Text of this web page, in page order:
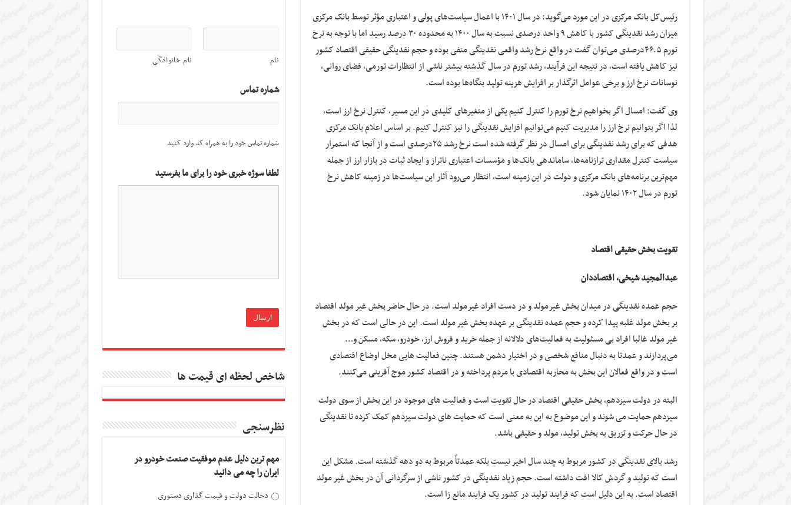
رئیس‌کل بانک مرکزی در این مورد می‌گوید: در سال ۱۴۰۱ با اعمال سیاست‌های پولی و اعتباری مؤثر توسط بانک مرکزی
میزان رشد نقدینگی کشور با کاهش ۹ واحد درصدی نسبت به سال ۱۴۰۰ به محدوده ۳۰ درصد رسید اما با توجه به نرخ
تورم ۴۶.۵درصدی می‌توان گفت در واقع نرخ رشد واقعی نقدینگی منفی بوده و حجم نقدینگی حقیقی اقتصاد کشور
نیز کاهش یافته است، در نتیجه این فرآیند، رشد تورم در سال گذشته بیشتر ناشی از انتظارات تورمی، فضای روانی،
نوسانات نرخ ارز و برخی عوامل اثرگذار بر افزایش هزینه تولید بنگاه‌ها بوده است.
وی گفت: امسال اگر بخواهیم نرخ تورم را کنترل کنیم یکی از متغیرهای کلیدی در این مسیر، کنترل نرخ ارز است،
لذا اگر بتوانیم نرخ ارز را مدیریت کنیم می‌توانیم افزایش نقدینگی را نیز کنترل کنیم. بر اساس اعلام بانک مرکزی
هدفی که برای رشد نقدینگی برای امسال در نظر گرفته شده است نرخ رشد ۲۵درصدی است و از آنجا که استمرار
سیاست کنترل مقداری ترازنامه‌ها، ساماندهی بانک‌ها و مؤسسات اعتباری ناتراز و ایجاد ثبات در بازار ارز از جمله
مهم‌ترین برنامه‌های بانک مرکزی و دولت در این زمینه است، انتظار می‌رود آثار این سیاست‌ها در زمینه کاهش نرخ
تورم در سال ۱۴۰۲ نمایان شود.
تقویتبخش حقیقی اقتصاد
عبدالمجید شیخی، اقتصاددان
حجم عمده نقدینگی در میدان بخش غیرمولد و در دست افراد غیرمولد است. در حال حاضر بخش غیر مولد اقتصاد
بر بخش مولد غلبه پیدا کرده و حجم عمده نقدینگی بر عهده بخش غیر مولد است. این در حالی است که در بخش
غیر مولد غالبا افراد بی مسئولیت به فعالیت‌های دلالانه از جمله خرید و فروش ارز، خودرو، سکه، مسکن و…
می‌پردازند و عمدتا به دنبال منافع شخصی و در اختیار دشمن هستند. چنین فعالیت هایی مخل اوضاع اقتصادی
است و در واقع فعالان این بخش به محاربه اقتصادی با مردم پرداخته و در اقتصاد کشور موج آفرینی می‌کنند.
البته در دولت سیزدهم، بخش حقیقی اقتصاد در حال تقویت است و فعالیت های موجود در این بخش از سوی دولت
سیزدهم حمایت می شوند و این موضوع به این به معنی است که حمایت های دولت سیزدهم کمک کرده تا نقدینگی
در حال حرکت و تزریق به بخش تولید، مولد و حقیقی باشد.
رشد بالای نقدینگی در کشور مربوط به چند سال اخیر نیست بلکه عمدتاً مربوط به دو دهه گذشته است. مشکل این
است که تولید و گردش کالا افت داشته است. حجم زیاد نقدینگی در کشور ناشی از سرگردانی آن در بخش غیر مولد
اقتصاد است. به این دلیل است که فرایند تولید در کشور یک فرایند مانع زا است.
نام نام خانوادگی
شماره تماس
شماره تماس خود را به همراه کد وارد کنید
لطفا سوژه خبری خود را برای ما بفرستید
شاخص لحظه ای قیمت ها
نظرسنجی
مهم ترین دلیل عدم موفقیت صنعت خودرو در
ایران را چه می دانید
دخالت دولت و قیمت گذاری دستوری